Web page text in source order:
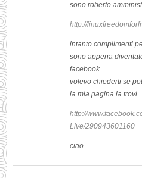
sono roberto
http://
intanto complimenti
sono appena
facebook
volevo chiederti se
la mia pagina la trovi
http://
Live/290943601160
ciao